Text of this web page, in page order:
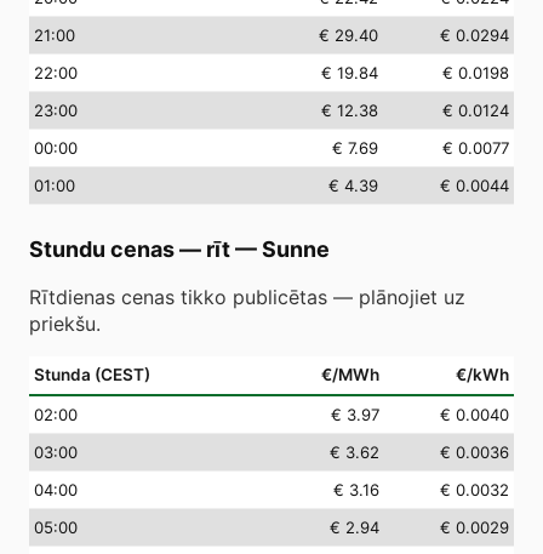
21:00 € 29.40
€ 0.0294
22:00 € 19.84
€ 0.0198
23:00 € 12.38
€ 0.0124
00:00 € 7.69
€ 0.0077
01:00 € 4.39 € 0.0044
Stundu cenas — rīt—Sunne
Rītdienas cenas tikko publicētas — plānojiet uz
priekšu.
Stunda (CEST) €/MWh €/kWh
02:00 € 3.97
€ 0.0040
03:00 € 3.62
€ 0.0036
04:00 € 3.16
€ 0.0032
05:00 € 2.94
€ 0.0029